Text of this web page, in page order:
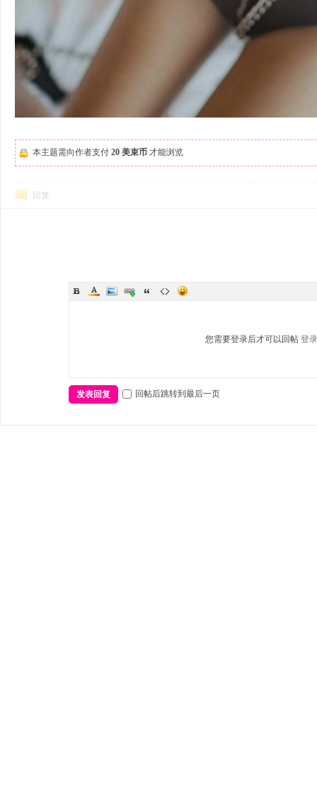
本主题需向作者支付 20 美束币 才能浏览
回复
您需要登录后才可以回帖 登录
发表回复 回帖后跳转到最后一页